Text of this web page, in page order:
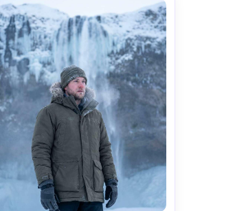
cinematográfica suave --ar 4:5